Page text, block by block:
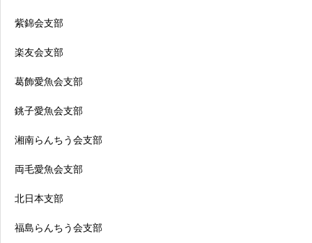
紫錦会支部
楽友会支部
葛飾愛魚会支部
銚子愛魚会支部
湘南らんちう会支部
両毛愛魚会支部
北日本支部
福島らんちう会支部